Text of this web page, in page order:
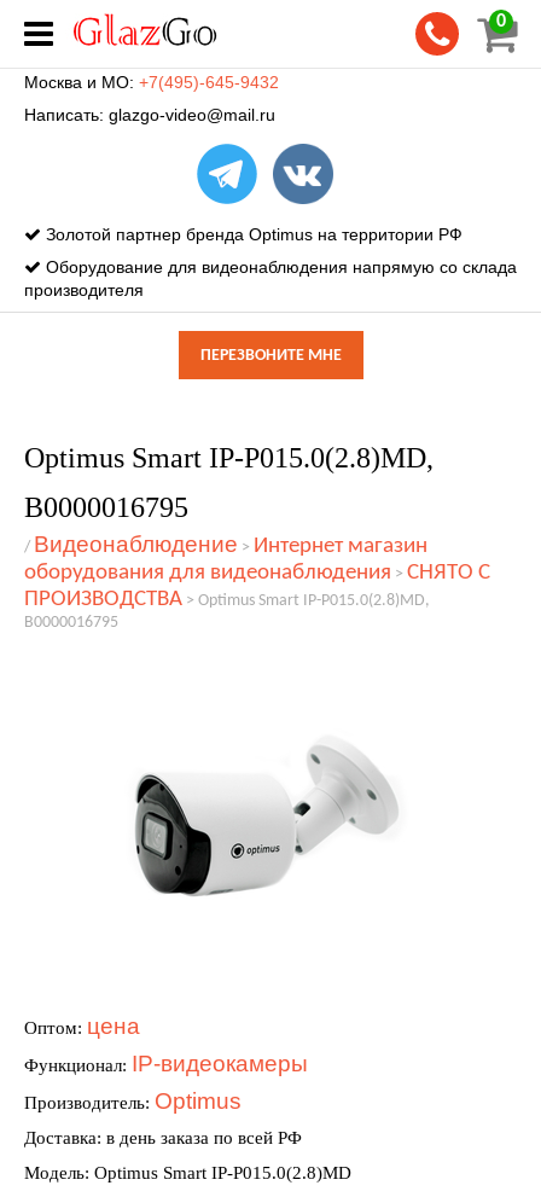
0
Москва и МО: +7(495)-645-9432
Написать: glazgo-video@mail.ru
Золотой партнер бренда Optimus на территории РФ
Оборудование для видеонаблюдения напрямую со склада
производителя
ПЕРЕЗВОНИТЕ МНЕ
Optimus Smart IP-P015.0(2.8)MD,
В0000016795
/ Видеонаблюдение > Интернет магазин
оборудования для видеонаблюдения > СНЯТО С
ПРОИЗВОДСТВА > Optimus Smart IP-P015.0(2.8)MD,
В0000016795
Оптом: цена
Функционал: IP-видеокамеры
Производитель: Optimus
Доставка: в день заказа по всей РФ
Модель: Optimus Smart IP-P015.0(2.8)MD